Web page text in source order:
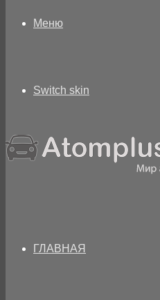
Меню
Switch skin
ГЛАВНАЯ